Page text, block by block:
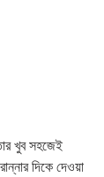
খুব সহজেই
দিকে দেওয়া